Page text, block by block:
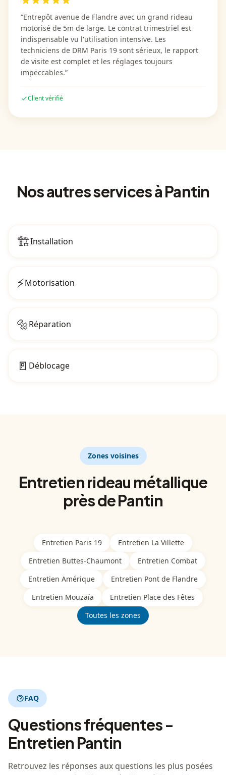
“Entrepôt avenue de Flandre avec un grand rideau
motorisé de 5m de large. Le contrat trimestriel est
indispensable vu l'utilisation intensive. Les
techniciens de DRM Paris 19 sont sérieux, le rapport
de visite est complet et les réglages toujours
impeccables.”
Client vérifié
Nos autres servicesà Pantin
🏗️Installation
⚡Motorisation
🔩Réparation
🚪 Déblocage
Zones voisines
Entretienrideau métallique
près dePantin
Entretien Paris 19 Entretien La Villette
Entretien Buttes-Chaumont Entretien Combat
Entretien Amérique Entretien Pont de Flandre
Entretien Mouzaïa Entretien Place des Fêtes
Toutes les zones
FAQ
Questions fréquentes -
Entretien Pantin
Retrouvez les réponses aux questions les plus posées